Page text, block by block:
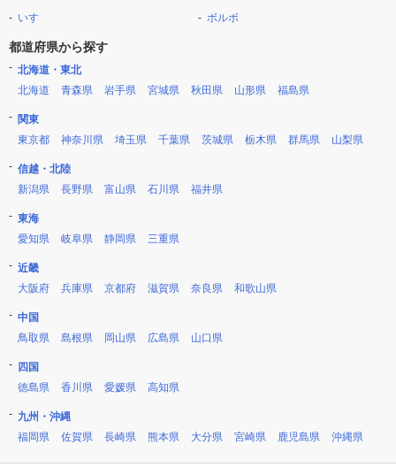
いすゞ
ボルボ
都道府県から探す
北海道・東北
北海道
青森県 岩手県 宮城県 秋田県 山形県 福島県
関東
東京都
神奈川県 埼玉県 千葉県 茨城県 栃木県 群馬県 山梨県
信越・北陸
新潟県
長野県 富山県 石川県 福井県
東海
愛知県
岐阜県 静岡県 三重県
近畿
大阪府
兵庫県 京都府 滋賀県 奈良県 和歌山県
中国
鳥取県
島根県 岡山県 広島県 山口県
四国
徳島県
香川県 愛媛県 高知県
九州・沖縄
福岡県
佐賀県 長崎県 熊本県 大分県 宮崎県 鹿児島県 沖縄県